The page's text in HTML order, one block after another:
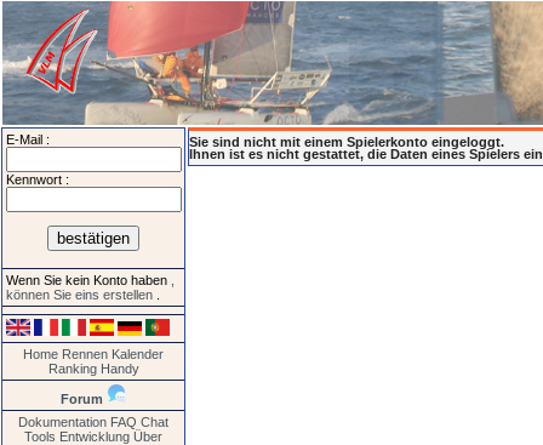
E-Mail :
Kennwort :
Wenn Sie kein Konto haben
können Sie eins erstellen
Home Rennen Kalender
Ranking Handy
Forum
Dokumentation FAQ Chat
Tools Entwicklung Über
Sie sind nicht mit einem Spielerkonto eingeloggt.
Ihnen ist es nicht gestattet, die Daten eines Spielers